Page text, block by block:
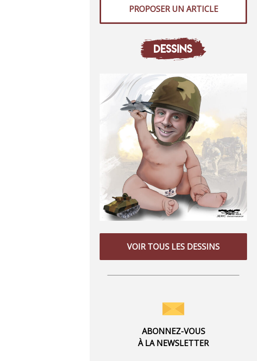
PROPOSER UN ARTICLE
DESSINS
VOIR TOUS LES DESSINS
ABONNEZ-VOUS
À LA NEWSLETTER